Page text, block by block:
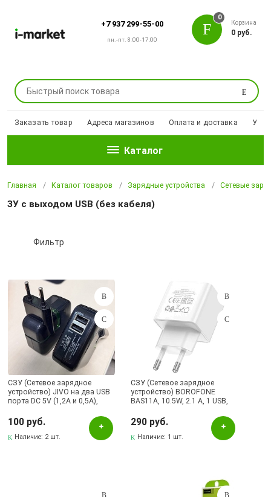
+7 937 299-55-00
пн.-пт. 8:00-17:00
Поиск
0
Корзина
0 руб.
Заказать товар Адреса магазинов Оплата и доставка
Каталог
Главная Каталог товаров Зарядные устройства Сетевые
ЗУ с выходом USB (без кабеля)
Фильтр
Подбор параметров
Розничная цена
СЗУ (Сетевое зарядное
устройство) JIVO на два USB
порта DC 5V (1,2А и 0,5А),
100 руб.
Наличие: 2 шт.
СЗУ (Сетевое зарядное
устройство) BOROFONE
BAS11A, 10.5W, 2.1 A, 1 USB,
290 руб.
Наличие: 1 шт.